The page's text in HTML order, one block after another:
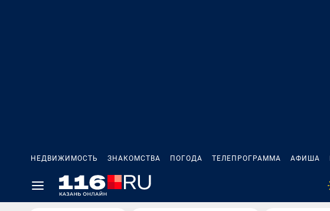
НЕДВИЖИМОСТЬ ЗНАКОМСТВА ПОГОДА ТЕЛЕПРОГРАММА АФИША